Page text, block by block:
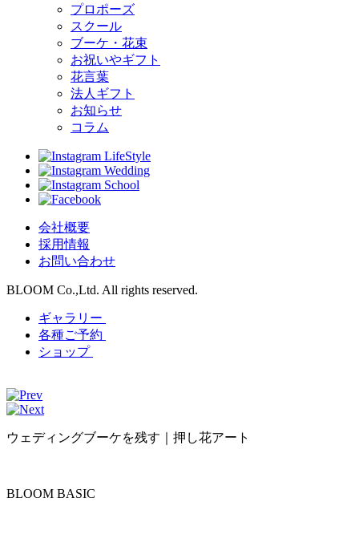
プロポーズ
スクール
ブーケ・花束
お祝いやギフト
花言葉
法人ギフト
お知らせ
コラム
LifeStyle
Wedding
School
会社概要
採用情報
お問い合わせ
BLOOM Co.,Ltd. All rights reserved.
ギャラリー
各種ご予約
ショップ
ウェディングブーケを残す｜押し花アート
BLOOM BASIC